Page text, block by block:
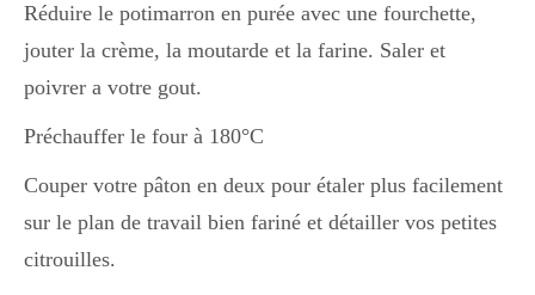
Réduire le potimarron en purée avec une fourchette,
jouter la crème, la moutarde et la farine. Saler et
poivrer a votre gout.
Préchauffer le four à 180°C
Couper votre pâton en deux pour étaler plus facilement
sur le plan de travail bien fariné et détailler vos petites
citrouilles.